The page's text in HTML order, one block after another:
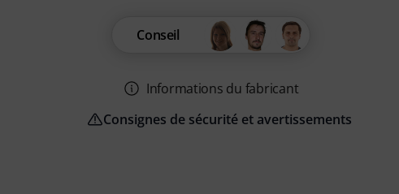
Conseil
Informations du fabricant
Consignes de sécurité et avertissements